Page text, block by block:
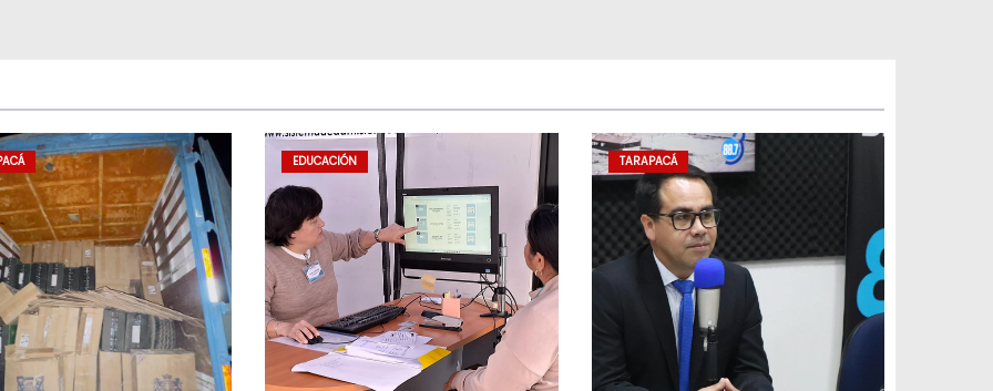
EDUCACIÓN TARAPACÁ